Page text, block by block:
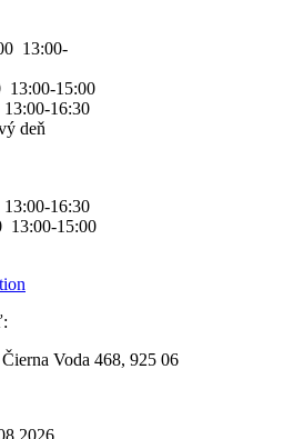
13:00-
13:00-15:00
16:30
deň
16:30
13:00-15:00
Voda 468, 925 06